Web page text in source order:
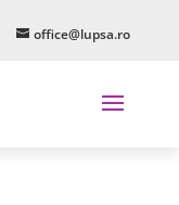
office@lupsa.ro